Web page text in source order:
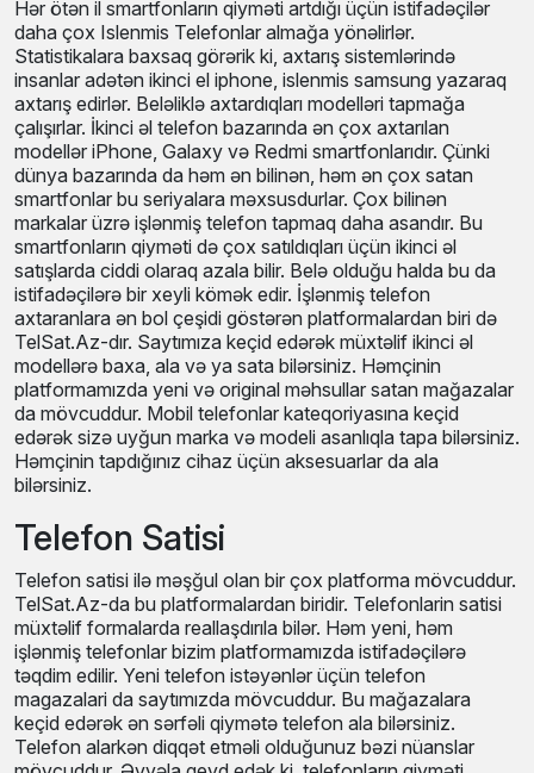
Hər ötən il smartfonların qiyməti artdığı üçün istifadəçilər
daha çox Islenmis Telefonlar almağa yönəlirlər.
Statistikalara baxsaq görərik ki, axtarış sistemlərində
insanlar adətən ikinci el iphone, islenmis samsung yazaraq
axtarış edirlər. Beləliklə axtardıqları modelləri tapmağa
çalışırlar. İkinci əl telefon bazarında ən çox axtarılan
modellər iPhone, Galaxy və Redmi smartfonlarıdır. Çünki
dünya bazarında da həm ən bilinən, həm ən çox satan
smartfonlar bu seriyalara məxsusdurlar. Çox bilinən
markalar üzrə işlənmiş telefon tapmaq daha asandır. Bu
smartfonların qiyməti də çox satıldıqları üçün ikinci əl
satışlarda ciddi olaraq azala bilir. Belə olduğu halda bu da
istifadəçilərə bir xeyli kömək edir. İşlənmiş telefon
axtaranlara ən bol çeşidi göstərən platformalardan biri də
TelSat.Az-dır. Saytımıza keçid edərək müxtəlif ikinci əl
modellərə baxa, ala və ya sata bilərsiniz. Həmçinin
platformamızda yeni və original məhsullar satan mağazalar
da mövcuddur. Mobil telefonlar kateqoriyasına keçid
edərək sizə uyğun marka və modeli asanlıqla tapa bilərsiniz.
Həmçinin tapdığınız cihaz üçün aksesuarlar da ala
bilərsiniz.
Telefon Satisi
Telefon satisi ilə məşğul olan bir çox platforma mövcuddur.
TelSat.Az-da bu platformalardan biridir. Telefonlarin satisi
müxtəlif formalarda reallaşdırıla bilər. Həm yeni, həm
işlənmiş telefonlar bizim platformamızda istifadəçilərə
təqdim edilir. Yeni telefon istəyənlər üçün telefon
magazalari da saytımızda mövcuddur. Bu mağazalara
keçid edərək ən sərfəli qiymətə telefon ala bilərsiniz.
Telefon alarkən diqqət etməli olduğunuz bəzi nüanslar